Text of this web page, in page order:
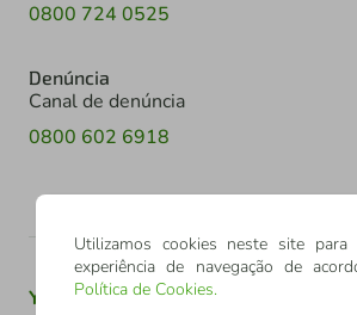
0800 724 0525
Denúncia
Canal de denúncia
0800 602 6918
Youtube Twitter
Utilizamos cookies neste site para
experiência de navegação de
Política de Cookies.